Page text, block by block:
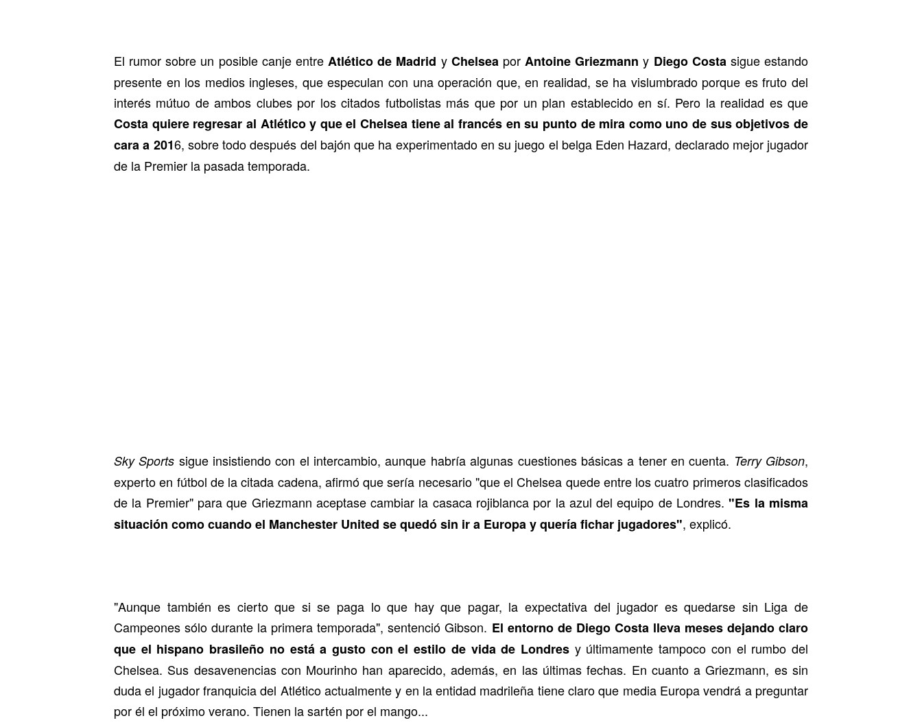
El rumor sobre un posible canje entreAtlético de Madrid y ChelseaporAntoine Griezmann y Diego Costasigue estando
presente en los medios ingleses, que especulan con una operación que, en realidad, se ha vislumbrado porque es fruto del
interés mútuo de ambos clubes por los citados futbolistas más que por un plan establecido en sí. Pero la realidad es que
Costa quiere regresar al Atlético y que el Chelsea tiene al francés en su punto de mira como uno de sus objetivos de
cara a 2016, sobre todo después del bajón que ha experimentado en su juego el belga Eden Hazard, declarado mejor jugador
de la Premier la pasada temporada.
Sky Sports sigue insistiendo con el intercambio, aunque habría algunas cuestiones básicas a tener en cuenta. Terry Gibson,
experto en fútbol de la citada cadena, afirmó que sería necesario "que el Chelsea quede entre los cuatro primeros clasificados
de la Premier" para que Griezmann aceptase cambiar la casaca rojiblanca por la azul del equipo de Londres."Es la misma
situación como cuando el Manchester United se quedó sin ir a Europa y quería fichar jugadores", explicó.
"Aunque también es cierto que si se paga lo que hay que pagar, la expectativa del jugador es quedarse sin Liga de
Campeones sólo durante la primera temporada", sentenció Gibson. El entorno de Diego Costa lleva meses dejando claro
que el hispano brasileño no está a gusto con el estilo de vida de Londres y últimamente tampoco con el rumbo del
Chelsea. Sus desavenencias con Mourinho han aparecido, además, en las últimas fechas. En cuanto a Griezmann, es sin
duda el jugador franquicia del Atlético actualmente y en la entidad madrileña tiene claro que media Europa vendrá a preguntar
por él el próximo verano. Tienen la sartén por el mango...